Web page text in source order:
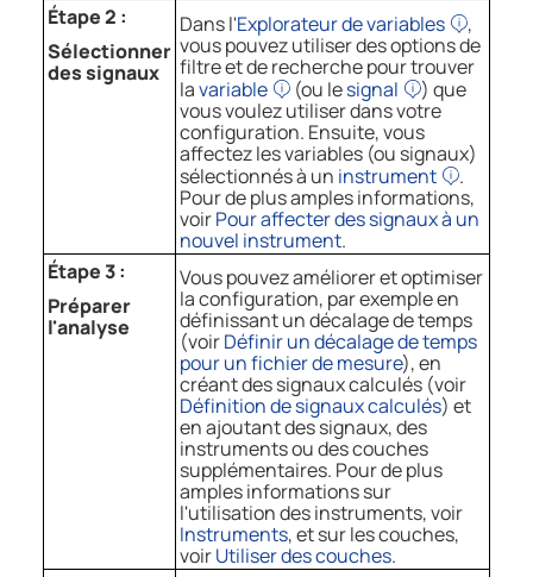
Étape 2 :
Sélectionner
des signaux
Dans l'Explorateur de variables
,
vous pouvez utiliser des options de
filtre et de recherche pour trouver
lavariable (ou lesignal
) que
vous voulez utiliser dans votre
configuration. Ensuite, vous
affectez les variables (ou signaux)
sélectionnés à un instrument
.
Pour de plus amples informations,
voirPour affecter des signaux à un
nouvel instrument.
Étape 3 :
Préparer
l'analyse
Vous pouvez améliorer et optimiser
la configuration, par exemple en
définissant un décalage de temps
(voirDéfinir un décalage de temps
pour un fichier de mesure), en
créant des signaux calculés (voir
Définition de signaux calculés) et
en ajoutant des signaux, des
instruments ou des couches
supplémentaires. Pour de plus
amples informations sur
l'utilisation des instruments, voir
Instruments, et sur les couches,
voirUtiliser des couches.